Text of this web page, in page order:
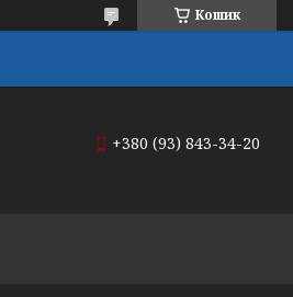
Кошик
+380 (93) 843-34-20